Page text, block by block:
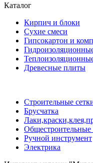
Каталог
Кирпич и блоки
Сухие смеси
Гипсокартон и
Древесные плиты
Строительные
Брусчатка
Общестроительные
Ручной инструмент
Электрика